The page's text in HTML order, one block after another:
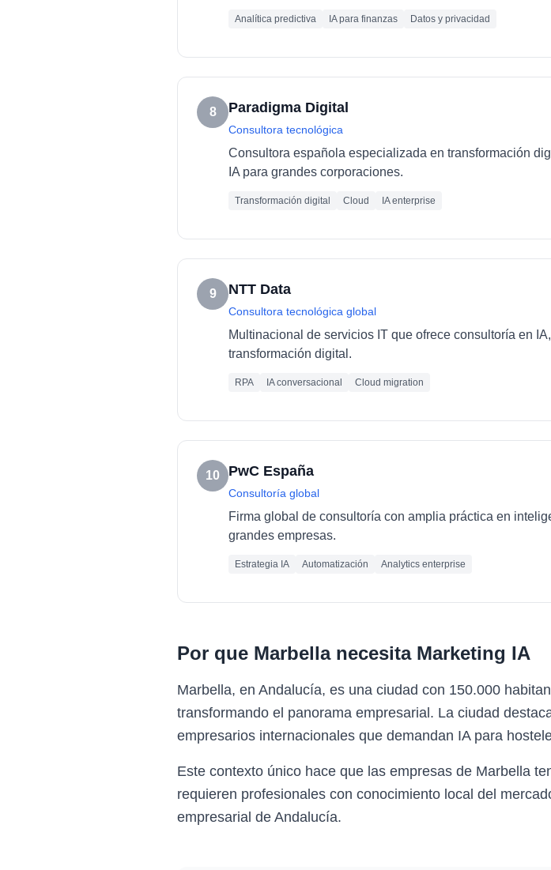
Analítica predictiva IA para finanzas Datos y privacidad
8 Paradigma Digital
Consultora tecnológica
Consultora española especializada en transformación
IA para grandes corporaciones.
Transformación digital Cloud IA enterprise
9 NTT Data
Consultora tecnológica global
Multinacional de servicios IT que ofrece consultoría en
transformación digital.
RPA IA conversacional Cloud migration
10 PwC España
Consultoría global
Firma global de consultoría con amplia práctica en
grandes empresas.
Estrategia IA Automatización Analytics enterprise
Por que Marbellanecesita Marketing IA
Marbella, en Andalucía, es una ciudad con 150.000
transformando el panorama empresarial. La ciudad
empresarios internacionales que demandan IA para
Este contexto único hace que las empresas de Marbella
requieren profesionales con conocimiento local del
empresarial de Andalucía.